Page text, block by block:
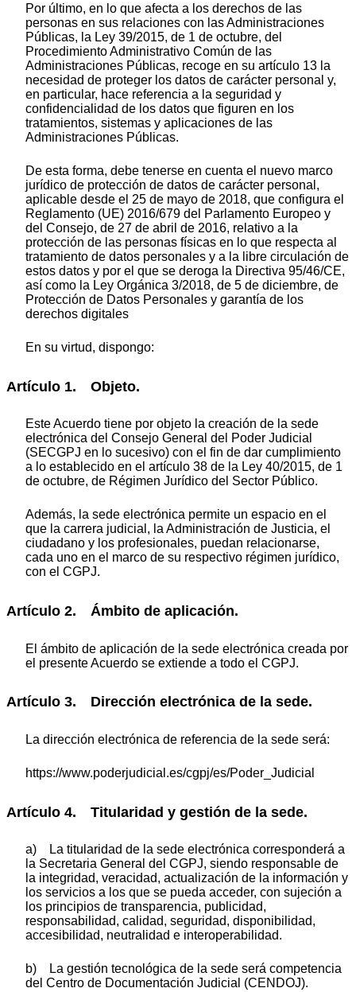
Por último, en lo que afecta a los derechos de las
personas en sus relaciones con las Administraciones
Públicas, la Ley 39/2015, de 1 de octubre, del
Procedimiento Administrativo Común de las
Administraciones Públicas, recoge en su artículo 13 la
necesidad de proteger los datos de carácter personal y,
en particular, hace referencia a la seguridad y
confidencialidad de los datos que figuren en los
tratamientos, sistemas y aplicaciones de las
Administraciones Públicas.
De esta forma, debe tenerse en cuenta el nuevo marco
jurídico de protección de datos de carácter personal,
aplicable desde el 25 de mayo de 2018, que configura el
Reglamento (UE) 2016/679 del Parlamento Europeo y
del Consejo, de 27 de abril de 2016, relativo a la
protección de las personas físicas en lo que respecta al
tratamiento de datos personales y a la libre circulación de
estos datos y por el que se deroga la Directiva 95/46/CE,
así como la Ley Orgánica 3/2018, de 5 de diciembre, de
Protección de Datos Personales y garantía de los
derechos digitales
En su virtud, dispongo:
Artículo 1. Objeto.
Este Acuerdo tiene por objeto la creación de la sede
electrónica del Consejo General del Poder Judicial
(SECGPJ en lo sucesivo) con el fin de dar cumplimiento
a lo establecido en el artículo 38 de la Ley 40/2015, de 1
de octubre, de Régimen Jurídico del Sector Público.
Además, la sede electrónica permite un espacio en el
que la carrera judicial, la Administración de Justicia, el
ciudadano y los profesionales, puedan relacionarse,
cada uno en el marco de su respectivo régimen jurídico,
con el CGPJ.
Artículo 2. Ámbito de aplicación.
El ámbito de aplicación de la sede electrónica creada por
el presente Acuerdo se extiende a todo el CGPJ.
Artículo 3. Dirección electrónica de la sede.
La dirección electrónica de referencia de la sede será:
https://www.poderjudicial.es/cgpj/es/Poder_Judicial
Artículo 4. Titularidad y gestión de la sede.
a) La titularidad de la sede electrónica corresponderá a
la Secretaria General del CGPJ, siendo responsable de
la integridad, veracidad, actualización de la información y
los servicios a los que se pueda acceder, con sujeción a
los principios de transparencia, publicidad,
responsabilidad, calidad, seguridad, disponibilidad,
accesibilidad, neutralidad e interoperabilidad.
b) La gestión tecnológica de la sede será competencia
del Centro de Documentación Judicial (CENDOJ).